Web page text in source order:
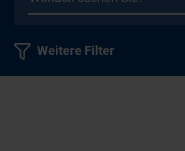
Weitere Filter